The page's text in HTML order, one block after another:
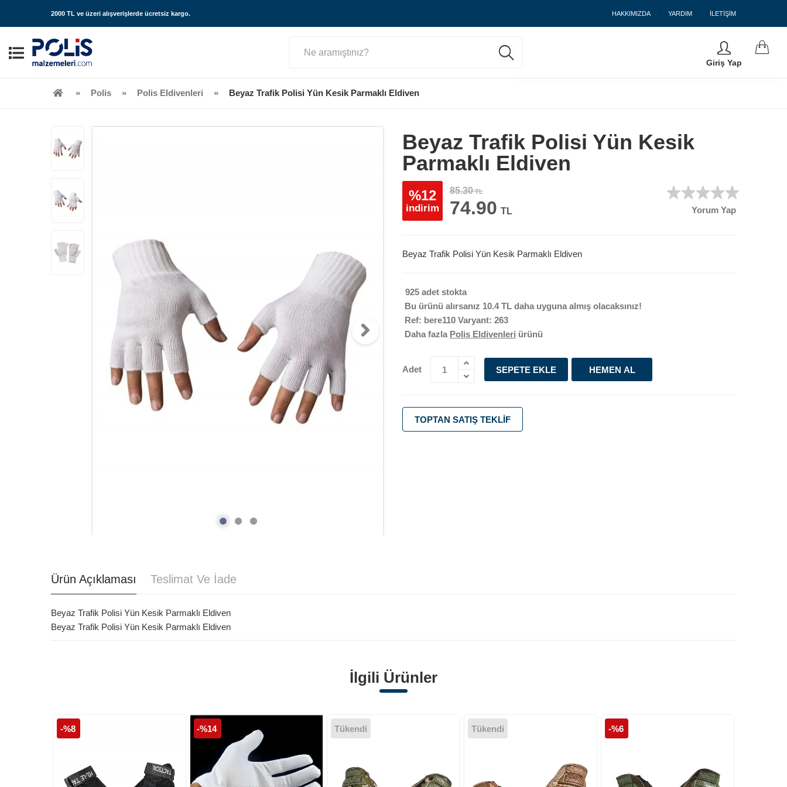
2000 TL ve üzeri alışverişlerde ücretsiz kargo. HAKKIMIZDA YARDIM İLETİŞİM
Giriş Yap
Polis Polis Eldivenleri Beyaz Trafik Polisi Yün Kesik Parmaklı Eldiven
Beyaz Trafik Polisi Yün Kesik
Parmaklı Eldiven
%12
indirim
85.30TL
74.90 TL Yorum Yap
Beyaz Trafik Polisi Yün Kesik Parmaklı Eldiven
925 adet stokta
Bu ürünü alırsanız 10.4 TL daha uyguna almış olacaksınız!
Ref: bere110 Varyant: 263
Daha fazla Polis Eldivenleri ürünü
Adet SEPETE EKLE HEMEN AL
TOPTAN SATIŞ TEKLIF
Ürün Açıklaması Teslimat Ve İade
Beyaz Trafik Polisi Yün Kesik Parmaklı Eldiven
Beyaz Trafik Polisi Yün Kesik Parmaklı Eldiven
İlgili Ürünler
-%8 -%14 Tükendi Tükendi -%6